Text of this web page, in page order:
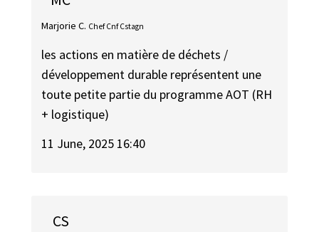
Marjorie C. Chef Cnf Cstagn
les actions en matière de déchets /
développement durable représentent une
toute petite partie du programme AOT (RH
+ logistique)
11 June, 2025 16:40
CS